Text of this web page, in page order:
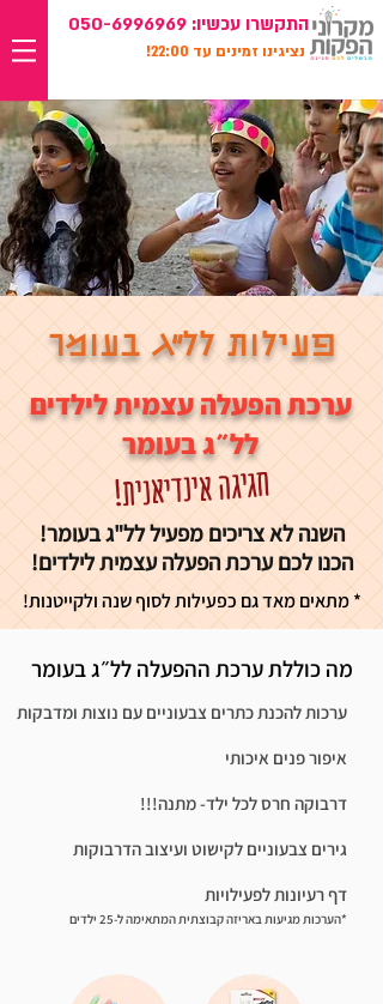
התקשרו עכשיו: 050-6996969
נציגינו זמינים עד 22:00!
פעילות לל״ג בעומר
ערכת הפעלה עצמית לילדים
לל״ג בעומר
חגיגה אינדיאנית!
השנה לא צריכים מפעיל לל"ג בעומר!
הכנו לכם ערכת הפעלה עצמית לילדים!
* מתאים מאד גם כפעילות לסוף שנה ולקייטנות!
מה כוללת ערכת ההפעלה לל״ג בעומר
ערכות להכנת כתרים צבעוניים עם נוצות ומדבקות
איפור פנים איכותי
דרבוקה חרס לכל ילד- מתנה!!!
גירים צבעוניים לקישוט ועיצוב הדרבוקות
דף רעיונות לפעילויות
*הערכות מגיעות באריזה קבוצתית המתאימה ל-25 ילדים